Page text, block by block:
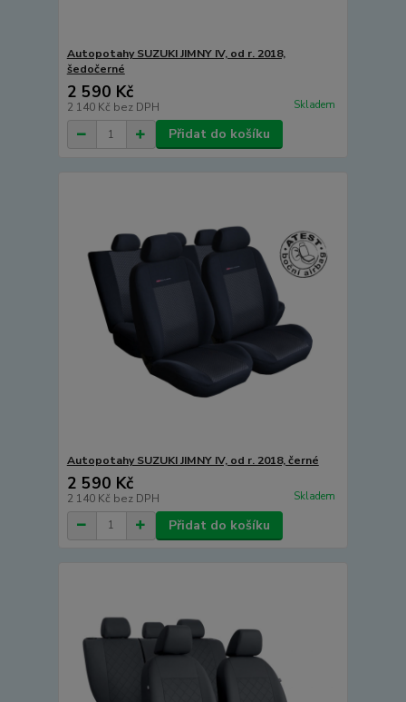
Autopotahy SUZUKI JIMNY IV, od r. 2018,
šedočerné
2 590 Kč
2 140 Kč bez DPH Skladem
Přidat do košíku
Autopotahy SUZUKI JIMNY IV, od r. 2018, černé
2 590 Kč
2 140 Kč bez DPH Skladem
Přidat do košíku